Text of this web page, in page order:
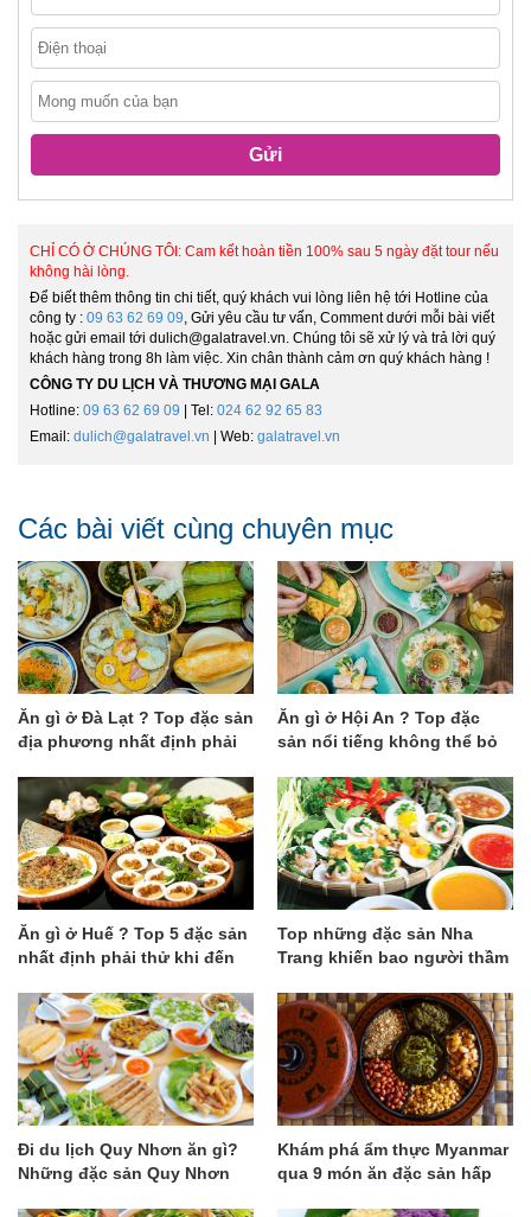
Gửi
CHỈ CÓ Ở CHÚNG TÔI: Cam kết hoàn tiền 100% sau 5 ngày đặt tour nếu
không hài lòng.
Để biết thêm thông tin chi tiết, quý khách vui lòng liên hệ tới Hotline của
công ty : 09 63 62 69 09, Gửi yêu cầu tư vấn, Comment dưới mỗi bài viết
hoặc gửi email tới dulich@galatravel.vn. Chúng tôi sẽ xử lý và trả lời quý
khách hàng trong 8h làm việc. Xin chân thành cảm ơn quý khách hàng !
CÔNG TY DU LỊCH VÀ THƯƠNG MẠI GALA
Hotline: 09 63 62 69 09 | Tel: 024 62 92 65 83
Email: dulich@galatravel.vn | Web: galatravel.vn
Các bài viết cùng chuyên mục
Ăn gì ở Đà Lạt ? Top đặc sản
địa phương nhất định phải
Ăn gì ở Hội An ? Top đặc
sản nổi tiếng không thể bỏ
Ăn gì ở Huế ? Top 5 đặc sản
nhất định phải thử khi đến
Top những đặc sản Nha
Trang khiến bao người thầm
Đi du lịch Quy Nhơn ăn gì?
Những đặc sản Quy Nhơn
Khám phá ẩm thực Myanmar
qua 9 món ăn đặc sản hấp